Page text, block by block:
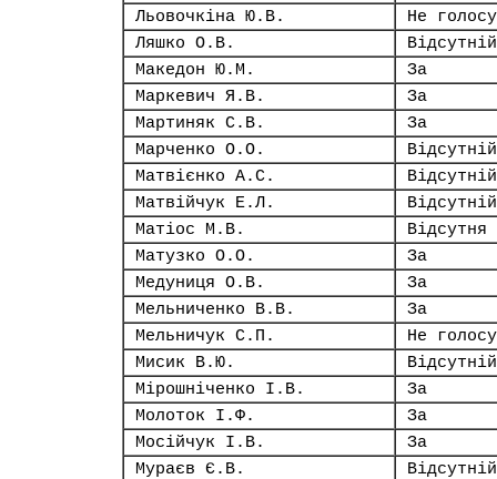
Льовочкіна Ю.В.
Не
Ляшко О.В.
Відсутній
Македон Ю.М.
За
Маркевич Я.В.
За
Мартиняк С.В.
За
Марченко О.О.
Відсутній
Матвієнко А.С.
Відсутній
Матвійчук Е.Л.
Відсутній
Матіос М.В.
Відсутня
Матузко О.О.
За
Медуниця О.В.
За
Мельниченко В.В.
За
Мельничук С.П.
Не
Мисик В.Ю.
Відсутній
Мірошніченко І.В.
За
Молоток І.Ф.
За
Мосійчук І.В.
За
Мураєв Є.В.
Відсутній